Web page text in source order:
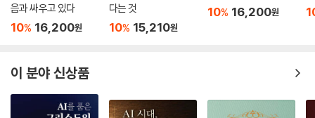
음과 싸우고 있다
10% 16,200원
다는 것
10% 15,210원
10% 16,200원
이 분야 신상품